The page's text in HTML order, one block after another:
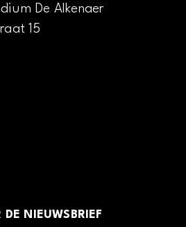
De Alkenaer
15
NIEUWSBRIEF